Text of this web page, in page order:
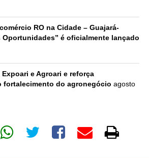
RO na Cidade – Guajará-
Oportunidades” é oficialmente lançado
e Agroari e reforça
fortalecimento do agronegócio agosto